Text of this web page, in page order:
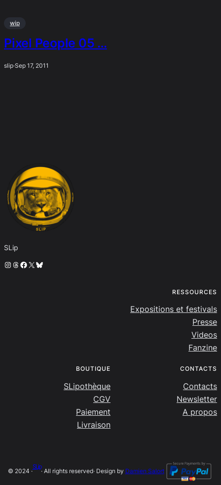
wip
Pixel People 05 …
slip·Sep 17, 2011
SLip
Instagram
Threads
Facebook
X Bluesky
RESSOURCES
Expositions et festivals
Presse
Videos
Fanzine
BOUTIQUE
SLipothèque
CGV
Paiement
Livraison
CONTACTS
Contacts
Newsletter
A propos
© 2024 ·
SLip
· All rights reserved· Design by Damien Salort